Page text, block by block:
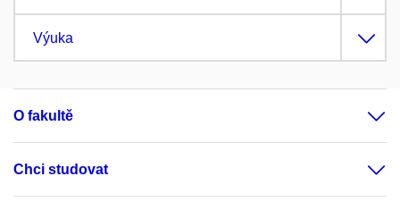
Výuka
O fakultě
Chci studovat